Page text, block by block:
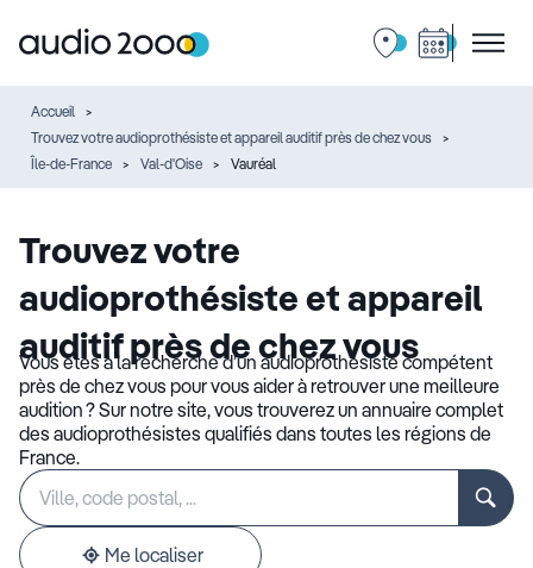
Accueil
Trouvez votre audioprothésiste et appareil auditif près de chez vous
Île-de-France
Val-d'Oise Vauréal
Trouvez votre
audioprothésiste et appareil
auditif près de chez vous
Vous êtes à la recherche d’un audioprothésiste compétent
près de chez vous pour vous aider à retrouver une meilleure
audition ? Sur notre site, vous trouverez un annuaire complet
des audioprothésistes qualifiés dans toutes les régions de
France.
Rechercher
établissement
Veuillez
renseigner
une
adresse
Me localiser